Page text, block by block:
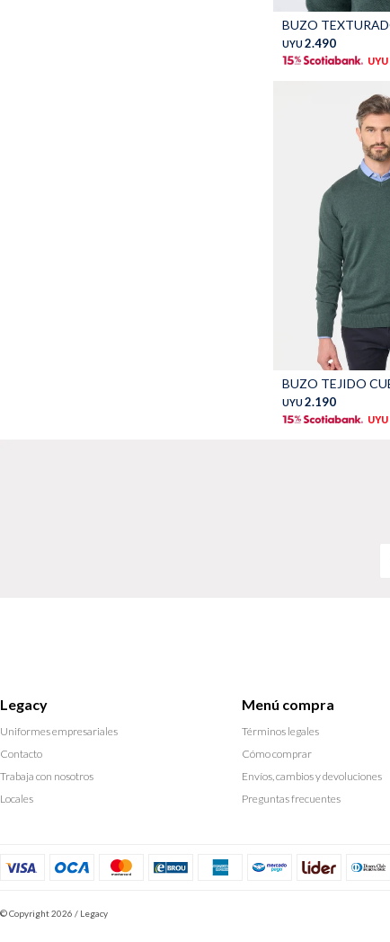
UYU 2.490
UYU
UYU 2.190
UYU
Legacy
Uniformes empresariales
Contacto
Trabaja con nosotros
Locales
Menú compra
Términos legales
Cómo comprar
Envíos, cambios y devoluciones
Preguntas frecuentes
© Copyright 2026 / Legacy